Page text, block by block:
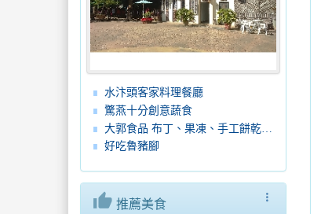
水汴頭客家料理餐廳
驚燕十分創意蔬食
大郭食品 布丁、果凍、手工餅乾、蛋糕、麵包
好吃魯豬腳
more_vert
thumb_up 推薦美食